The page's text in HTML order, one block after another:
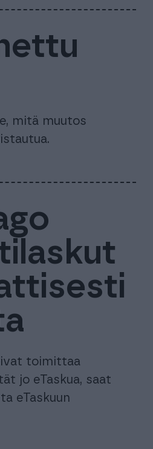
mitä muutos
toimittaa
jo eTaskua, saat
eTaskuun